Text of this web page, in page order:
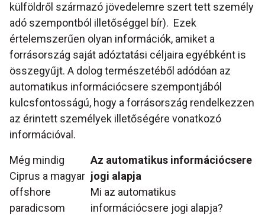
külföldről származó jövedelemre szert tett személy
adó szempontból illetőséggel bír). Ezek
értelemszerűen olyan információk, amiket a
forrásország saját adóztatási céljaira egyébként is
összegyűjt. A dolog természetéből adódóan az
automatikus információcsere szempontjából
kulcsfontosságú, hogy a forrásország rendelkezzen
az érintett személyek illetőségére vonatkozó
információval.
Még mindig
Ciprus a magyar
offshore
paradicsom
Az automatikus információcsere
jogi alapja
Mi az automatikus
információcsere jogi alapja?